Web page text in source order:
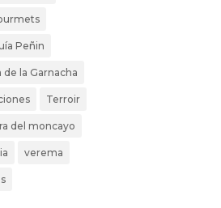
Peñin
de la Garnacha
Terroir
del moncayo
verema